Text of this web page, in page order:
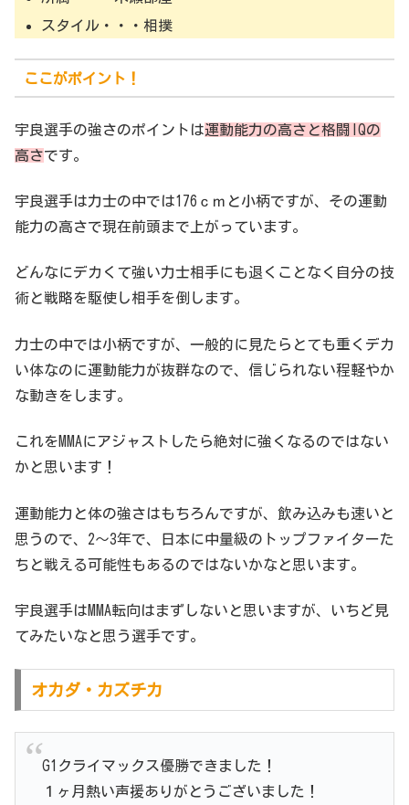
スタイル・・・相撲
ここがポイント！
宇良選手の強さのポイントは運動能力の高さと格闘IQの
高さです。
宇良選手は力士の中では176ｃｍと小柄ですが、その運動
能力の高さで現在前頭まで上がっています。
どんなにデカくて強い力士相手にも退くことなく自分の技
術と戦略を駆使し相手を倒します。
力士の中では小柄ですが、一般的に見たらとても重くデカ
い体なのに運動能力が抜群なので、信じられない程軽やか
な動きをします。
これをMMAにアジャストしたら絶対に強くなるのではない
かと思います！
運動能力と体の強さはもちろんですが、飲み込みも速いと
思うので、2～3年で、日本に中量級のトップファイターた
ちと戦える可能性もあるのではないかなと思います。
宇良選手はMMA転向はまずしないと思いますが、いちど見
てみたいなと思う選手です。
オカダ・カズチカ
G1クライマックス優勝できました！
１ヶ月熱い声援ありがとうございました！